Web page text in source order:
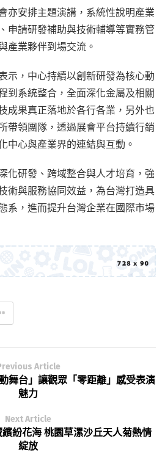
亦安排主題演講，系統性說明產業
申請研發補助與技術輔導等實務管
產業夥伴到場交流。
示，中心持續以創新研發為核心動
到系統整合，全面深化金屬及相關
成果真正落地於各行各業，另外也
帶領團隊，透過展會平台持續行銷
中心與產業界的連結與互動。
化研發、跨域整合與人才培育，強
術與服務協同效益，為台灣打造具
系，進而提升台灣企業在國際市場
Article
舞台」讓觀眾「零距離」感受表演
魅力
Next Article
繽紛花海 桃園草漯沙丘天人菊熱情
綻放